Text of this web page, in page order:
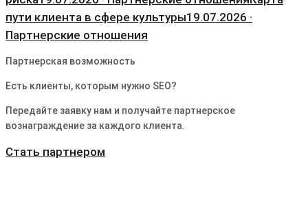
пути клиента в сфере культуры19.07.2026 ·
Партнерские отношения
Партнерская возможность
Есть клиенты, которым нужно SEO?
Передайте заявку нам и получайте партнерское
вознаграждение за каждого клиента.
Стать партнером